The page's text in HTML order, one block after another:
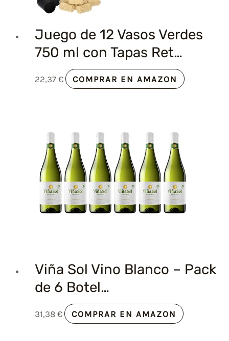
Juego de 12 Vasos Verdes
750 ml con Tapas Ret…
22,37€ COMPRAR EN AMAZON
Viña Sol Vino Blanco – Pack
de 6 Botel…
31,38€ COMPRAR EN AMAZON